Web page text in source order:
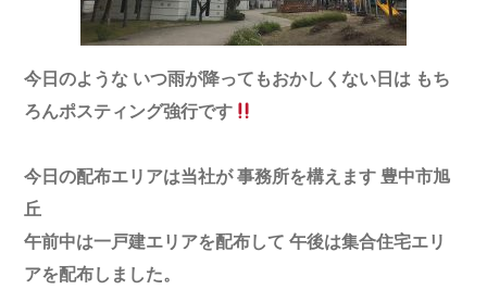
今日のような いつ雨が降ってもおかしくない日は もち
ろんポスティング強行です
今日の配布エリアは当社が 事務所を構えます 豊中市旭
丘
午前中は一戸建エリアを配布して 午後は集合住宅エリ
アを配布しました。